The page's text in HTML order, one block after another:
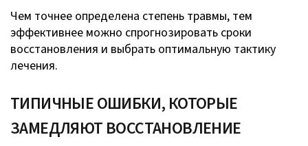
Чем точнее определена степень травмы, тем
эффективнее можно спрогнозировать сроки
восстановления и выбрать оптимальную тактику
лечения.
ТИПИЧНЫЕ ОШИБКИ, КОТОРЫЕ
ЗАМЕДЛЯЮТ ВОССТАНОВЛЕНИЕ